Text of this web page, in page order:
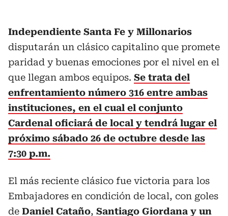
Independiente Santa Fe y Millonarios
disputarán un clásico capitalino que promete
paridad y buenas emociones por el nivel en el
que llegan ambos equipos. Se trata del
enfrentamiento número 316 entre ambas
instituciones, en el cual el conjunto
Cardenal oficiará de local y tendrá lugar el
próximo sábado 26 de octubre desde las
7:30 p.m.
El más reciente clásico fue victoria para los
Embajadores en condición de local, con goles
de Daniel Cataño, Santiago Giordana y un